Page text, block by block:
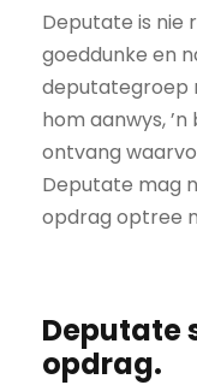
Deputate is nie
goeddunke en
deputategroep
hom aanwys,
ontvang
Deputate mag
opdrag optree
Deputate
opdrag.